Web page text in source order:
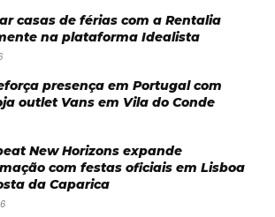
Restaurantes
Praias
Paradisíacas
Swimwear
Água
casas de férias com a Rentalia
na plataforma Idealista
presença em Portugal com
outlet Vans em Vila do Conde
New Horizons expande
com festas oficiais em Lisboa
da Caparica